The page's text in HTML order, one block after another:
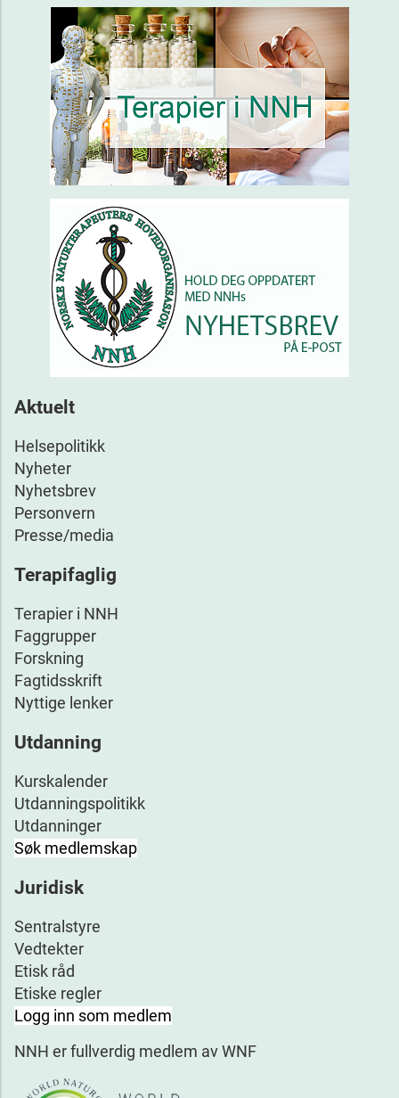
Aktuelt
Helsepolitikk
Nyheter
Nyhetsbrev
Personvern
Presse/media
Terapifaglig
Terapier i NNH
Faggrupper
Forskning
Fagtidsskrift
Nyttige lenker
Utdanning
Kurskalender
Utdanningspolitikk
Utdanninger
Søk medlemskap
Juridisk
Sentralstyre
Vedtekter
Etisk råd
Etiske regler
Logg inn som medlem
NNH er fullverdig medlem av WNF